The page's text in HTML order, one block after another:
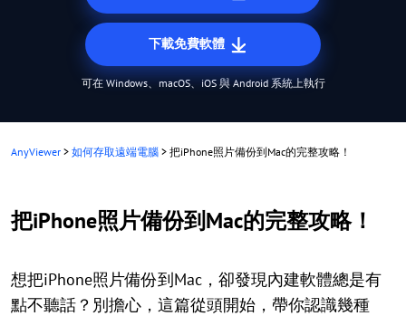
下載免費軟體
可在 Windows、macOS、iOS 與 Android 系統上執行
AnyViewer > 如何存取遠端電腦 > 把iPhone照片備份到Mac的完整攻略！
把iPhone照片備份到Mac的完整攻略！
想把iPhone照片備份到Mac，卻發現內建軟體總是有
點不聽話？別擔心，這篇從頭開始，帶你認識幾種